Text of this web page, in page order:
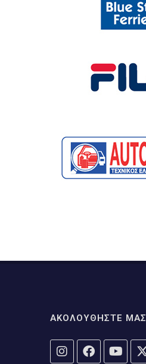
ΑΚΟΛΟΥΘΗΣΤΕ ΜΑΣ